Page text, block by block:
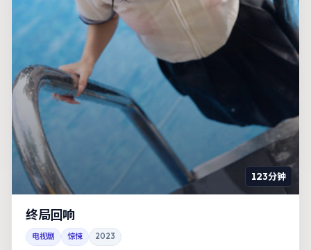
123分钟
终局回响
电视剧 惊悚 2023